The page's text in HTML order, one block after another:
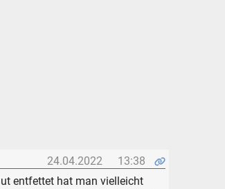
24.04.2022
13:38
entfettet hat man vielleicht